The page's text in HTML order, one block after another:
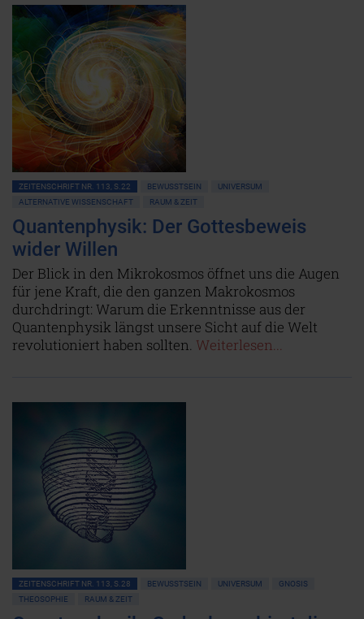
ZEITENSCHRIFT NR. 113, S.22 BEWUSSTSEIN
UNIVERSUM
ALTERNATIVE WISSENSCHAFT
RAUM & ZEIT
Quantenphysik: Der Gottesbeweis
wider Willen
Der Blick in den Mikrokosmos öffnet uns die Augen
für jene Kraft, die den ganzen Makrokosmos
durchdringt: Warum die Erkenntnisse aus der
Quantenphysik längst unsere Sicht auf die Welt
revolutioniert haben sollten. Weiterlesen...
ZEITENSCHRIFT NR. 113, S.28 BEWUSSTSEIN UNIVERSUM
GNOSIS
THEOSOPHIE
RAUM & ZEIT